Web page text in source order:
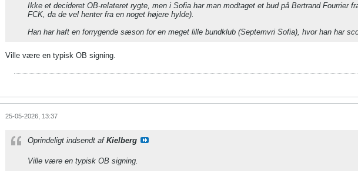
Ikke et decideret OB-relateret rygte, men i Sofia har man modtaget et bud på Bertrand Fourrier
FCK, da de vel henter fra en noget højere hylde).
Han har haft en forrygende sæson for en meget lille bundklub (Septemvri Sofia), hvor han har
Ville være en typisk OB signing.
25-05-2026, 13:37
Oprindeligt indsendt af Kielberg
Ville være en typisk OB signing.